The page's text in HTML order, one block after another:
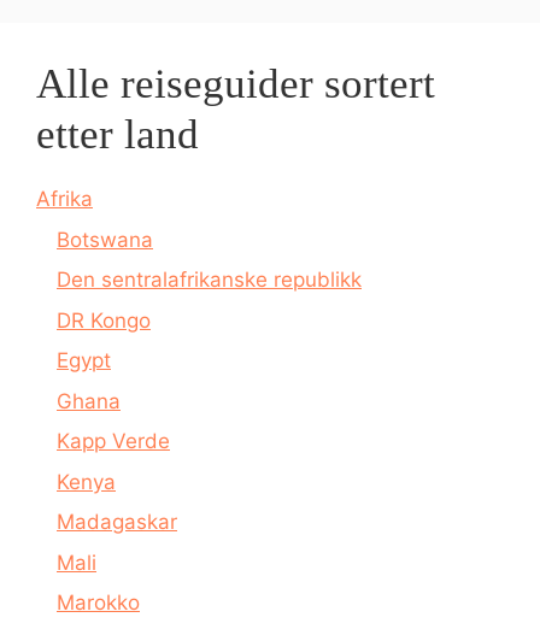
Alle reiseguider sortert
etter land
Afrika
Botswana
Den sentralafrikanske republikk
DR Kongo
Egypt
Ghana
Kapp Verde
Kenya
Madagaskar
Mali
Marokko